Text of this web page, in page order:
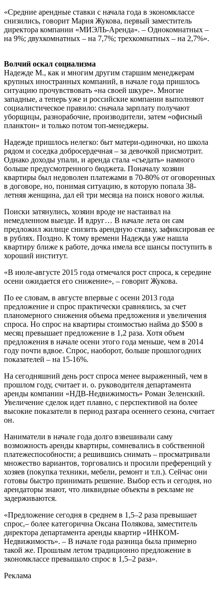
«Средние арендные ставки с начала года в экономклассе
снизились, говорит Мария Жукова, первый заместитель
директора компании «МИЭЛЬ-Аренда». – Однокомнатных –
на 9%; двухкомнатных – на 7,7%; трехкомнатных – на 2,7%».
Волчий оскал социализма
Надежде М., как и многим другим старшим менеджерам
крупных иностранных компаний, в начале года пришлось
ситуацию прочувствовать «на своей шкуре». Многие
западные, а теперь уже и российские компании выполняют
социалистическое правило: сначала зарплату получают
уборщицы, разнорабочие, производители, затем «офисный
планктон» и только потом топ-менеджеры.
Надежде пришлось нелегко: быт матери-одиночки, но школа
рядом и соседка добросердечная – за девочкой присмотрит.
Однако доходы упали, и аренда стала «съедать» намного
больше предусмотренного бюджета. Поначалу хозяин
квартиры был недоволен платежами в 70-80% от оговоренных
в договоре, но, понимая ситуацию, в которую попала 38-
летняя женщина, дал ей три месяца на поиск нового жилья.
Поиски затянулись, хозяин вроде не настаивал на
немедленном выезде. И вдруг… В начале лета он сам
предложил жилице снизить арендную ставку, зафиксировав ее
в рублях. Поздно. К тому времени Надежда уже нашла
квартиру ближе к работе, дочка имела все шансы поступить в
хороший институт.
«В июле-августе 2015 года отмечался рост спроса, к середине
осени ожидается его снижение», – говорит Жукова.
По ее словам, в августе впервые с осени 2013 года
предложение и спрос практически сравнялись, за счет
планомерного снижения объема предложения и увеличения
спроса. Но спрос на квартиры стоимостью найма до $500 в
месяц превышает предложение в 1,2 раза. Хотя объем
предложения в начале осени этого года меньше, чем в 2014
году почти вдвое. Спрос, наоборот, больше прошлогодних
показателей – на 15-16%.
На сегодняшний день рост спроса менее выраженный, чем в
прошлом году, считает и. о. руководителя департамента
аренды компании «НДВ-Недвижимость» Роман Зеленский.
Увеличение сделок идет плавно, с перспективой на более
высокие показатели в период разгара осеннего сезона, считает
он.
Наниматели в начале года долго взвешивали саму
возможность аренды квартиры, сомневались в собственной
платежеспособности; а решившись снимать – просматривали
множество вариантов, торговались и просили преференций у
хозяев (покупка техники, мебели, ремонт и т.п.). Сейчас они
готовы быстро принимать решение. Выбор есть и сегодня, но
арендаторы знают, что ликвидные объекты в рекламе не
задерживаются.
«Предложение сегодня в среднем в 1,5–2 раза превышает
спрос,– более категорична Оксана Полякова, заместитель
директора департамента аренды квартир «ИНКОМ-
Недвижимость». – В начале года разница была примерно
такой же. Прошлым летом традиционно предложение в
экономклассе превышало спрос в 1,5–2 раза».
Реклама